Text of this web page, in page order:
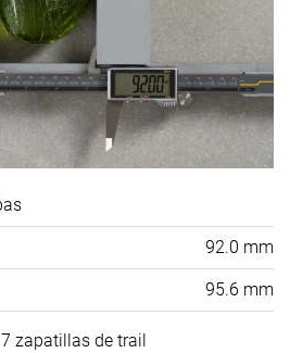
92.0 mm
95.6 mm
zapatillas de trail